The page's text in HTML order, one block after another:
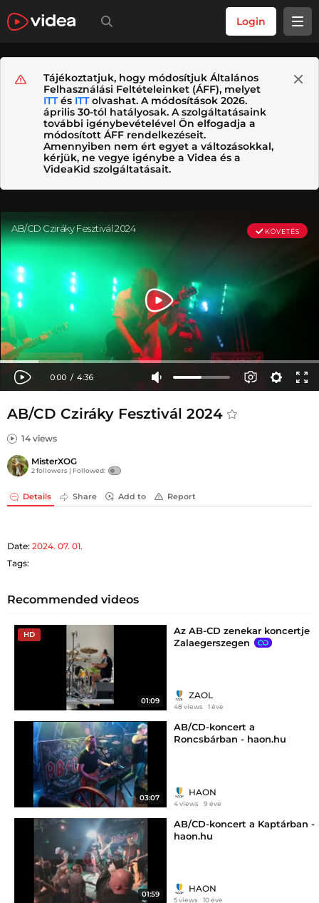
Login
Tájékoztatjuk, hogy módosítjuk Általános
Felhasználási Feltételeinket (ÁFF), melyet
ITTés ITTolvashat. A módosítások 2026.
április 30-tól hatályosak. A szolgáltatásaink
további igénybevételével Ön elfogadja a
módosított ÁFF rendelkezéseit.
Amennyiben nem ért egyet a változásokkal,
kérjük, ne vegye igénybe a Videa és a
VideaKid szolgáltatásait.
AB/CD Cziráky Fesztivál 2024
14 views
MisterXOG
2 followers | Followed:
Details Share Add to Report
Date: 2024. 07. 01.
Tags:
Recommended videos
HD
01:09
Az AB-CD zenekar koncertje
Zalaegerszegen
ZAOL
48 views 1 éve
03:07
AB/CD-koncert a
Roncsbárban - haon.hu
HAON
4 views 9 éve
01:59
AB/CD-koncert a Kaptárban -
haon.hu
HAON
5 views 10 éve